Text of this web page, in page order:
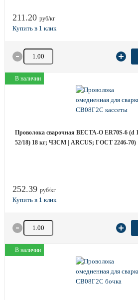
211.20 руб/кг
Количество товара
В наличии
Проволока сварочная ВЕСТА-О ER70S-6 (d
52/18) 18 кг; ЧЗСМ | ARCUS; ГОСТ 2246-70)
252.39 руб/кг
Количество товара
В наличии